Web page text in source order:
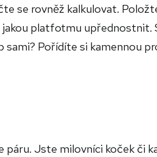
se rovněž kalkulovat.
jakou platfotmu upřednostnit.
Pořídíte si kamennou
Jste milovníci koček či